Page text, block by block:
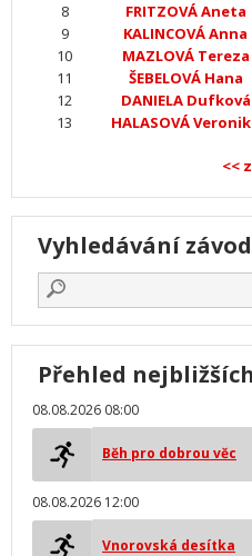
8
FRITZOVÁ Aneta
9
KALINCOVÁ Anna
10
MAZLOVÁ Tereza
11
ŠEBELOVÁ Hana
12
DANIELA Dufková
13
HALASOVÁ
<<
Vyhledávání
Přehled
08.08.2026 08:00
Běh pro dobrou věc
08.08.2026 12:00
Vnorovská desítka